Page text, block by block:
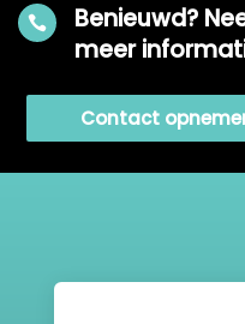

Benieuwd?
meer
Contact